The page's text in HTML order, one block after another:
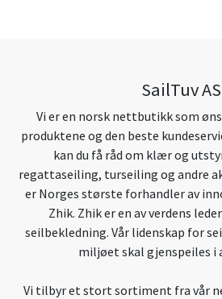
SailTuv AS
Vi er en norsk nettbutikk som
produktene og den beste
kan du få råd om klær og
regattaseiling, turseiling og andre
er Norges største forhandler av
Zhik. Zhik er en av verdens
seilbekledning. Vår lidenskap for
miljøet skal gjenspeiles i
Vi tilbyr et stort sortiment fra vår